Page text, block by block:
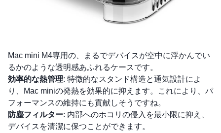
Mac mini M4専用の、まるでデバイスが空中に浮かんでい
るかのような透明感あふれるケースです。
効率的な熱管理: 特徴的なスタンド構造と通気設計によ
り、Mac miniの発熱を効果的に抑えます。これにより、パ
フォーマンスの維持にも貢献しそうですね。
防塵フィルター: 内部へのホコリの侵入を最小限に抑え、
デバイスを清潔に保つことができます。